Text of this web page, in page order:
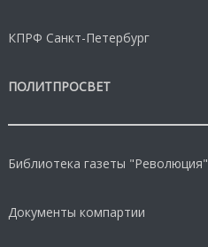
КПРФ Санкт-Петербург
ПОЛИТПРОСВЕТ
Библиотека газеты "Революция"
Документы компартии